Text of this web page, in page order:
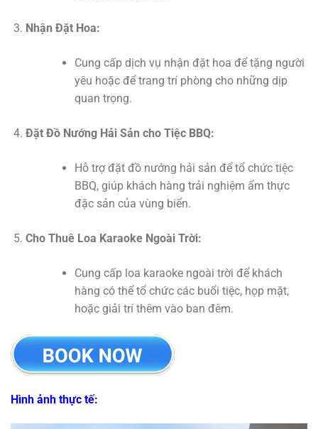
Nhận Đặt Hoa:
Cung cấp dịch vụ nhận đặt hoa để tặng người
yêu hoặc để trang trí phòng cho những dịp
quan trọng.
Đặt Đồ Nướng Hải Sản cho Tiệc BBQ:
Hỗ trợ đặt đồ nướng hải sản để tổ chức tiệc
BBQ, giúp khách hàng trải nghiệm ẩm thực
đặc sản của vùng biển.
Cho Thuê Loa Karaoke Ngoài Trời:
Cung cấp loa karaoke ngoài trời để khách
hàng có thể tổ chức các buổi tiệc, họp mặt,
hoặc giải trí thêm vào ban đêm.
Hình ảnh thực tế: